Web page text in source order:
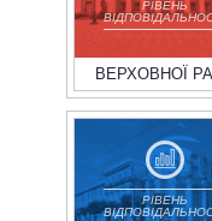
РІВЕНЬ
ВЕРХОВНОЇ
РІВЕНЬ